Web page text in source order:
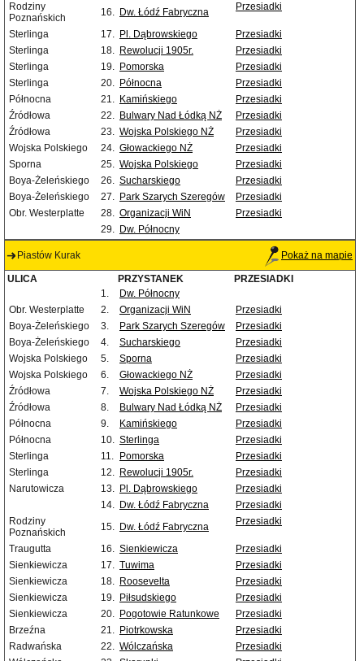
Rodziny
Poznańskich
16. Dw. Łódź Fabryczna Przesiadki
Sterlinga 17. Pl. Dąbrowskiego
Przesiadki
Sterlinga
18. Rewolucji 1905r.
Przesiadki
Sterlinga
19. Pomorska
Przesiadki
Sterlinga
20. Północna
Przesiadki
Północna
21. Kamińskiego
Przesiadki
Źródłowa
22. Bulwary Nad Łódką NŻ
Przesiadki
Źródłowa
23. Wojska Polskiego NŻ
Przesiadki
Wojska Polskiego
24. Głowackiego NŻ
Przesiadki
Sporna
25. Wojska Polskiego
Przesiadki
Boya-Żeleńskiego
26. Sucharskiego
Przesiadki
Boya-Żeleńskiego
27. Park Szarych Szeregów
Przesiadki
Obr. Westerplatte
28. Organizacji WiN
Przesiadki
29. Dw. Północny
Piastów Kurak Pokaż na mapie
ULICA PRZYSTANEK
PRZESIADKI
1.
Dw. Północny
Obr. Westerplatte
2. Organizacji WiN
Przesiadki
Boya-Żeleńskiego
3. Park Szarych Szeregów
Przesiadki
Boya-Żeleńskiego
4. Sucharskiego
Przesiadki
Wojska Polskiego
5. Sporna
Przesiadki
Wojska Polskiego
6. Głowackiego NŻ
Przesiadki
Źródłowa
7. Wojska Polskiego NŻ
Przesiadki
Źródłowa
8. Bulwary Nad Łódką NŻ
Przesiadki
Północna
9. Kamińskiego
Przesiadki
Północna
10. Sterlinga
Przesiadki
Sterlinga
11. Pomorska
Przesiadki
Sterlinga
12. Rewolucji 1905r.
Przesiadki
Narutowicza
13. Pl. Dąbrowskiego
Przesiadki
14. Dw. Łódź Fabryczna
Przesiadki
Rodziny
Poznańskich
15. Dw. Łódź Fabryczna Przesiadki
Traugutta 16. Sienkiewicza
Przesiadki
Sienkiewicza
17. Tuwima
Przesiadki
Sienkiewicza
18. Roosevelta
Przesiadki
Sienkiewicza
19. Piłsudskiego
Przesiadki
Sienkiewicza
20. Pogotowie Ratunkowe
Przesiadki
Brzeźna
21. Piotrkowska
Przesiadki
Radwańska
22. Wólczańska
Przesiadki